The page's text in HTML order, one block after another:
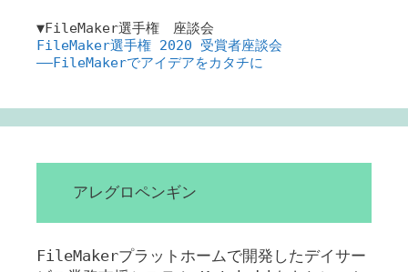
▼FileMaker選手権 座談会
FileMaker選手権 2020 受賞者座談会
――FileMakerでアイデアをカタチに
アレグロペンギン
FileMakerプラットホームで開発したデイサー